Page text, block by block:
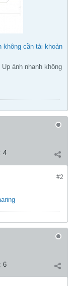
không cần tài khoản
ảnh nhanh không
4
#2
6